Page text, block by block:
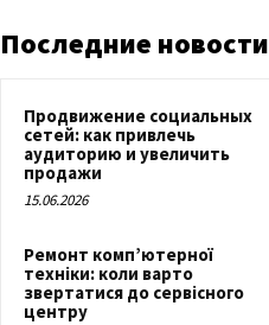
Последние новости
Продвижение социальных
сетей: как привлечь
аудиторию и увеличить
продажи
15.06.2026
Ремонт комп’ютерної
техніки: коли варто
звертатися до сервісного
центру